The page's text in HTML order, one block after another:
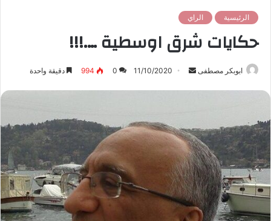
الرئيسية الراي
حكايات شرق اوسطية ….!!!
ابوبكر مصطفى
ب
ر
ي
د
ا
إ
ل
11/10/2020
0
994 دقيقة واحدة